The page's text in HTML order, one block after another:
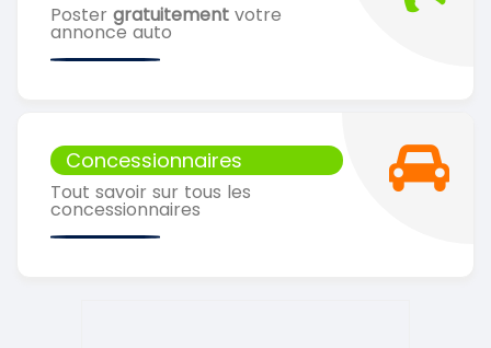
Poster gratuitement votre
annonce auto
Concessionnaires
Tout savoir sur tous les
concessionnaires